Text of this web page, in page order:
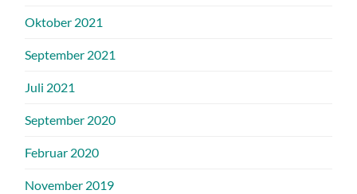
Oktober 2021
September 2021
Juli 2021
September 2020
Februar 2020
November 2019